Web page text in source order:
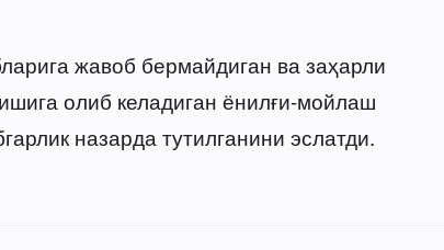
жавоб бермайдиган ва заҳарли
олиб келадиган ёнилғи-мойлаш
назарда тутилганини эслатди.